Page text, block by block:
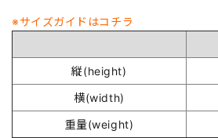
※サイズガイドはコチラ
縦(height)
横(width)
重量(weight)